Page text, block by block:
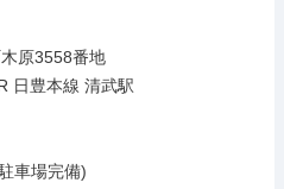
原3558番地
日豊本線 清武駅
車場完備)